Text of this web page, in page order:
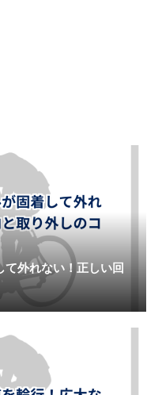
て外れない！正しい回